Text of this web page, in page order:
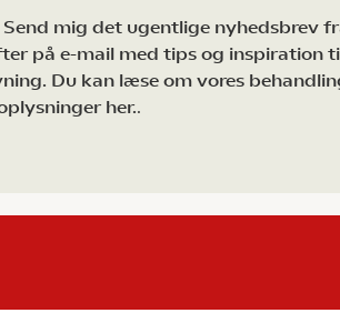
Send mig det ugentlige nyhedsbrev
på e-mail med tips og inspiration
Du kan læse om vores
her..